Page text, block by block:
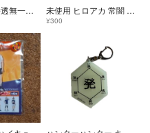
鬼滅の刃 時透無一郎 原画展 アクリルスライドミラー チャーム 未使用 ヒロアカ 常闇 アクリル pop'nチャーム 僕のヒーローアカデミア
¥300